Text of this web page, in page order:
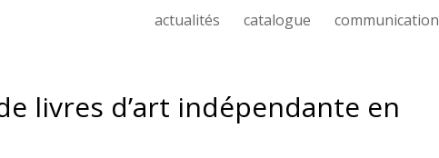
actualités catalogue communication
livres d’art indépendante en